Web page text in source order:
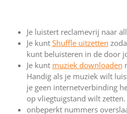
Je luistert reclamevrij naar
Je kunt Shuffle uitzetten
kunt beluisteren in de door
Je kunt muziek downloaden
Handig als je muziek wilt
je geen internetverbinding
op vliegtuigstand wilt zetten.
onbeperkt nummers